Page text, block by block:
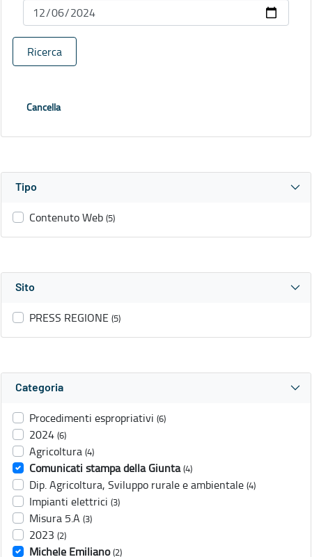
Ricerca
Cancella
Tipo
Contenuto Web (5)
Sito
PRESS REGIONE (5)
Categoria
Procedimenti espropriativi (6)
2024 (6)
Agricoltura (4)
Comunicati stampa della Giunta (4)
Dip. Agricoltura, Sviluppo rurale e ambientale (4)
Impianti elettrici (3)
Misura 5.A (3)
2023 (2)
Michele Emiliano (2)